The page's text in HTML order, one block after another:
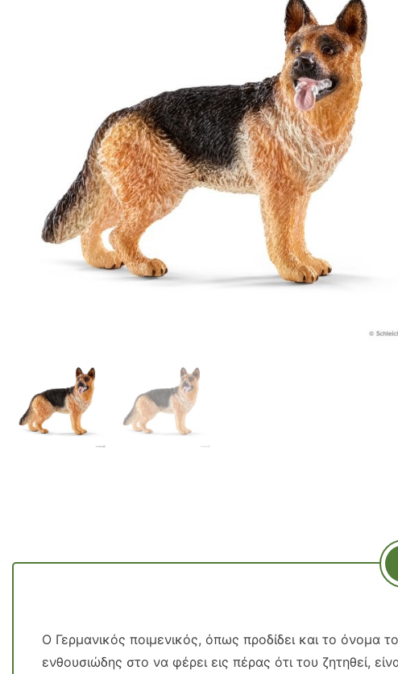
Ο Γερμανικός ποιμενικός, όπως προδίδει και το
ενθουσιώδης στο να φέρει εις πέρας ότι του ζητηθεί,